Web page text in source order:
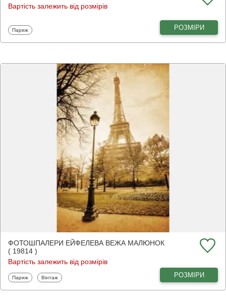
Вартість залежить від розмірів
Фотошпалери
Париж РОЗМІРИ
ФОТОШПАЛЕРИ ЕЙФЕЛЕВА ВЕЖА МАЛЮНОК
( 19814 )
Вартість залежить від розмірів
Фотошпалери
Париж Фотошпалери
Вінтаж РОЗМІРИ